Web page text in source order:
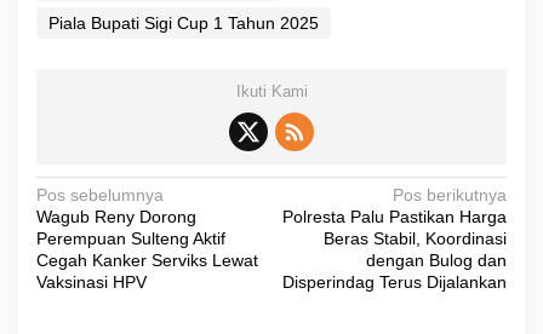
Piala Bupati Sigi Cup 1 Tahun 2025
Ikuti Kami
N
a
v
Pos sebelumnya
Wagub Reny Dorong
Perempuan Sulteng Aktif
Cegah Kanker Serviks Lewat
Vaksinasi HPV
Pos berikutnya
Polresta Palu Pastikan Harga
Beras Stabil, Koordinasi
dengan Bulog dan
Disperindag Terus Dijalankan